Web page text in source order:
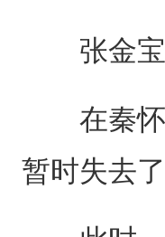
张金宝
在秦怀
暂时失去